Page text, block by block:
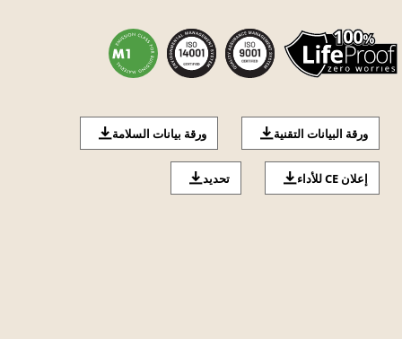
ورقة البيانات التقنية ورقة بيانات السلامة
إعلان CE للأداء تحديد